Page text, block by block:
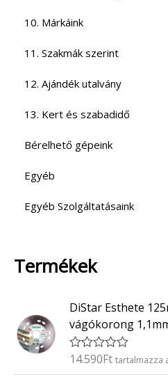
10. Márkáink
11. Szakmák szerint
12. Ajándék utalvány
13. Kert és szabadidő
Bérelhető gépeink
Egyéb
Egyéb Szolgáltatásaink
Termékek
DiStar Esthete
vágókorong
É14.590Ft tartalmazza